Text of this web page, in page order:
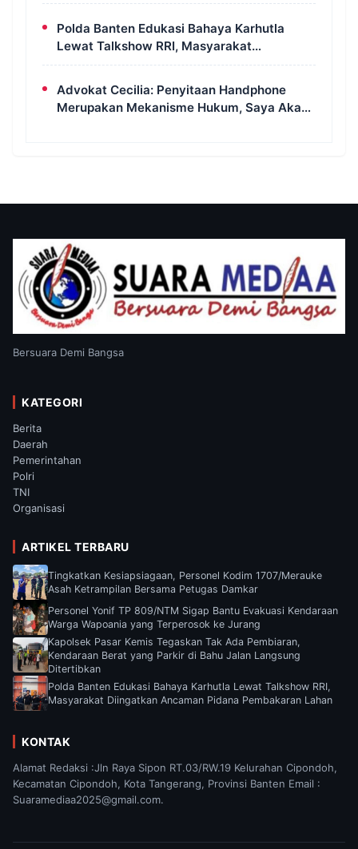
Polda Banten Edukasi Bahaya Karhutla
Lewat Talkshow RRI, Masyarakat
Diingatkan Ancaman Pidana Pembakaran
Advokat Cecilia: Penyitaan Handphone
Merupakan Mekanisme Hukum, Saya Akan
Bersuara Demi Bangsa
KATEGORI
Berita
Daerah
Pemerintahan
Polri
TNI
Organisasi
ARTIKEL TERBARU
Tingkatkan Kesiapsiagaan, Personel Kodim 1707/Merauke
Asah Ketrampilan Bersama Petugas Damkar
Personel Yonif TP 809/NTM Sigap Bantu Evakuasi Kendaraan
Warga Wapoania yang Terperosok ke Jurang
Kapolsek Pasar Kemis Tegaskan Tak Ada Pembiaran,
Kendaraan Berat yang Parkir di Bahu Jalan Langsung
Ditertibkan
Polda Banten Edukasi Bahaya Karhutla Lewat Talkshow RRI,
Masyarakat Diingatkan Ancaman Pidana Pembakaran Lahan
KONTAK
Alamat Redaksi :Jln Raya Sipon RT.03/RW.19 Kelurahan Cipondoh,
Kecamatan Cipondoh, Kota Tangerang, Provinsi Banten Email :
Suaramediaa2025@gmail.com.